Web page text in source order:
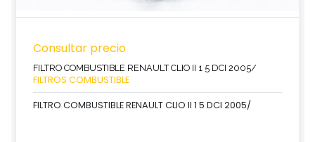
Consultar precio
FILTRO COMBUSTIBLE RENAULT CLIO II 1 5 DCI 2005/
FILTROS COMBUSTIBLE
FILTRO COMBUSTIBLE RENAULT CLIO II 1 5 DCI 2005/